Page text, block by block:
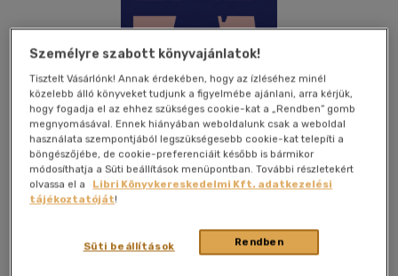
Kívánságlistához adom Megosztom
magyar nyelvű|flexi|104 oldal
Személyre szabott könyvajánlatok!
Tisztelt Vásárlónk! Annak érdekében, hogy az ízléséhez minél
közelebb álló könyveket tudjunk a figyelmébe ajánlani, arra kérjük,
hogy fogadja el az ehhez szükséges cookie-kat a „Rendben” gomb
megnyomásával. Ennek hiányában weboldalunk csak a weboldal
használata szempontjából legszükségesebb cookie-kat telepíti a
böngészőjébe, de cookie-preferenciáit később is bármikor
módosíthatja a Süti beállítások menüpontban. További részletekért
olvassa el a
Libri Könyvkereskedelmi Kft. adatkezelési
tájékoztatóját!
Rendben
Süti beállítások